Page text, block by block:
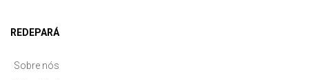
REDEPARÁ
Sobre nós